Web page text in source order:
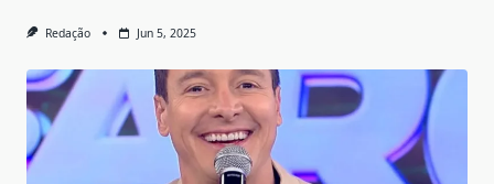
Redação Jun 5, 2025